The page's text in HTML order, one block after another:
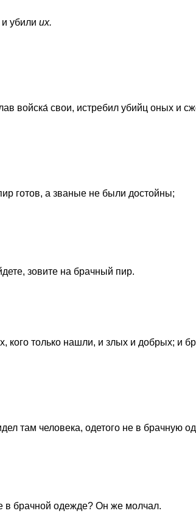
убили их.
войска́ свои, истребил убийц оных и
готов, а званые не были достойны;
зовите на брачный пир.
кого только нашли, и злых и добрых; и
там человека, одетого не в брачную
в брачной одежде? Он же молчал.